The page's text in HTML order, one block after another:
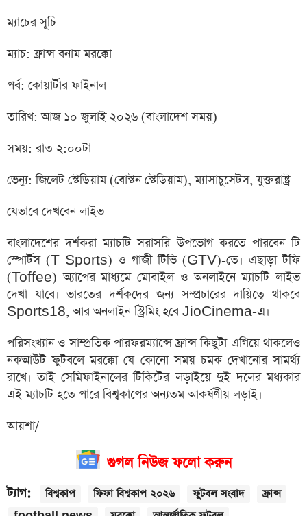
ম্যাচের সূচি
ম্যাচ: ফ্রান্স বনাম মরক্কো
পর্ব: কোয়ার্টার ফাইনাল
তারিখ: আজ ১০ জুলাই ২০২৬ (বাংলাদেশ সময়)
সময়: রাত ২:০০টা
ভেন্যু: জিলেট স্টেডিয়াম (বোস্টন স্টেডিয়াম), ম্যাসাচুসেটস, যুক্তরাষ্ট্র
যেভাবে দেখবেন লাইভ
বাংলাদেশের দর্শকরা ম্যাচটি সরাসরি উপভোগ করতে পারবেন টি
স্পোর্টস (T Sports) ও গাজী টিভি (GTV)-তে। এছাড়া টফি
(Toffee) অ্যাপের মাধ্যমে মোবাইল ও অনলাইনে ম্যাচটি লাইভ
দেখা যাবে। ভারতের দর্শকদের জন্য সম্প্রচারের দায়িত্বে থাকবে
Sports18, আর অনলাইন স্ট্রিমিং হবে JioCinema-এ।
পরিসংখ্যান ও সাম্প্রতিক পারফরম্যান্সে ফ্রান্স কিছুটা এগিয়ে থাকলেও
নকআউট ফুটবলে মরক্কো যে কোনো সময় চমক দেখানোর সামর্থ্য
রাখে। তাই সেমিফাইনালের টিকিটের লড়াইয়ে দুই দলের মধ্যকার
এই ম্যাচটি হতে পারে বিশ্বকাপের অন্যতম আকর্ষণীয় লড়াই।
আয়শা/
গুগল নিউজ ফলো করুন
ট্যাগ: বিশ্বকাপ ফিফা বিশ্বকাপ ২০২৬ ফুটবল সংবাদ
ফ্রান্স